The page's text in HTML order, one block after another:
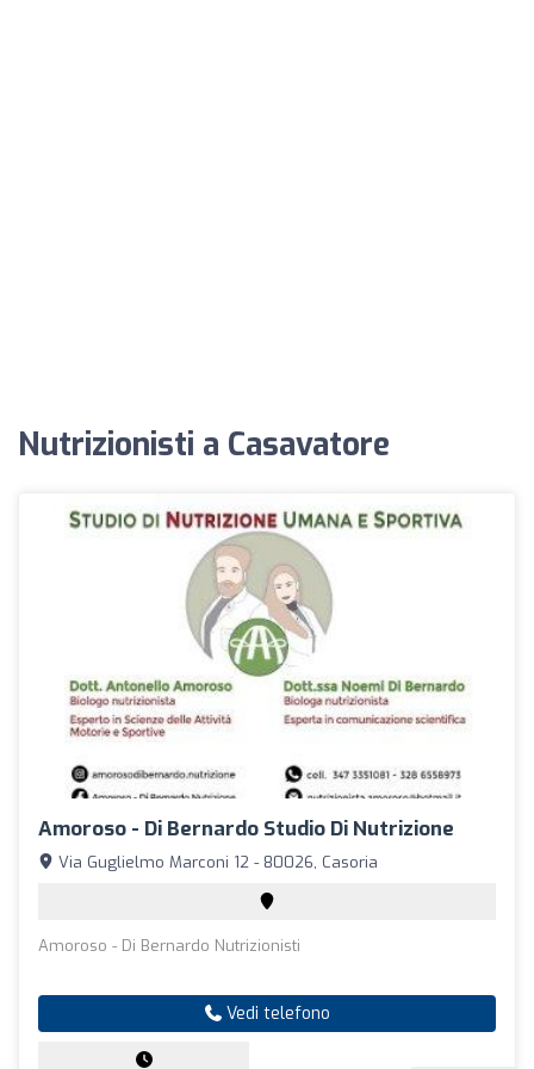
Nutrizionisti a Casavatore
Amoroso - Di Bernardo Studio Di Nutrizione
Via Guglielmo Marconi 12 - 80026, Casoria
Amoroso - Di Bernardo Nutrizionisti
Vedi telefono